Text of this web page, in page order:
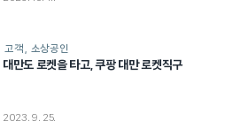
고객 소상공인
대만도 로켓을 타고, 쿠팡 대만 로켓직구
2023. 9. 25.